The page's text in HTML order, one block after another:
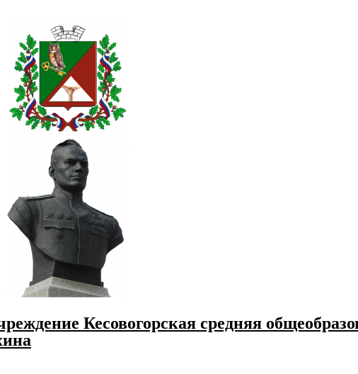
Кесовогорская средняя